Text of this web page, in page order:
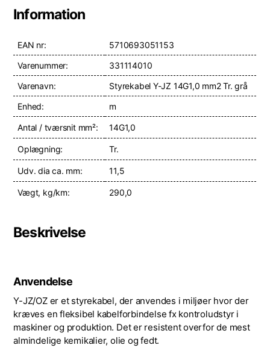
Information
EAN nr:
5710693051153
Varenummer:
331114010
Varenavn:
Styrekabel Y-JZ 14G1,0 mm2 Tr. grå
Enhed:
m
Antal / tværsnit mm²: 14G1,0
Oplægning: Tr.
Udv. dia ca. mm: 11,5
Vægt, kg/km: 290,0
Beskrivelse
Anvendelse
Y-JZ/OZ er et styrekabel, der anvendes i miljøer hvor der
kræves en fleksibel kabelforbindelse fx kontroludstyr i
maskiner og produktion. Det er resistent overfor de mest
almindelige kemikalier, olie og fedt.